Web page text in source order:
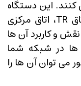
این دستگاه
ها در محیط های متفاوتی مثل اتاق TR، اتاق مرکزی
نقش و کاربرد آن ها
در شبکه شما
می توان آن ها را